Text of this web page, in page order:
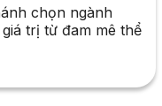
chọn ngành
trị từ đam mê thể